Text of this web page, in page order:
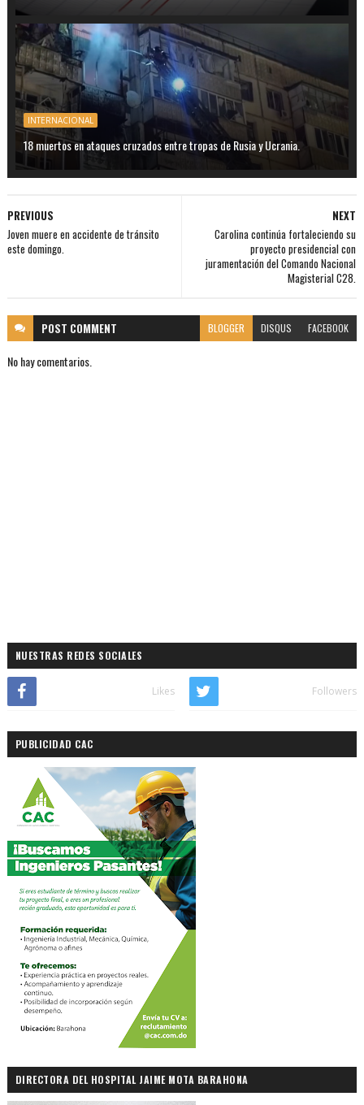
INTERNACIONAL
18 muertos en ataques cruzados entre tropas de Rusia y Ucrania.
NEXT
Carolina continúa fortaleciendo su
proyecto presidencial con
juramentación del Comando Nacional
Magisterial C28.
PREVIOUS
Joven muere en accidente de tránsito
este domingo.
POST COMMENT BLOGGER DISQUS FACEBOOK
No hay comentarios.
NUESTRAS REDES SOCIALES
Likes Followers
PUBLICIDAD CAC
DIRECTORA DEL HOSPITAL JAIME MOTA BARAHONA